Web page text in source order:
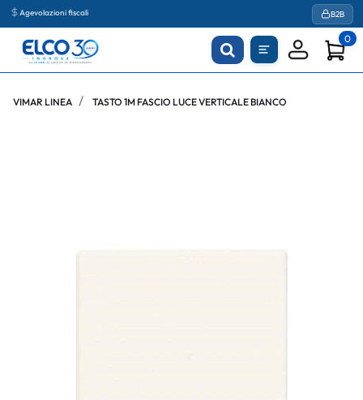
Agevolazioni fiscali B2B
0
VIMAR LINEA TASTO 1M FASCIO LUCE VERTICALE BIANCO